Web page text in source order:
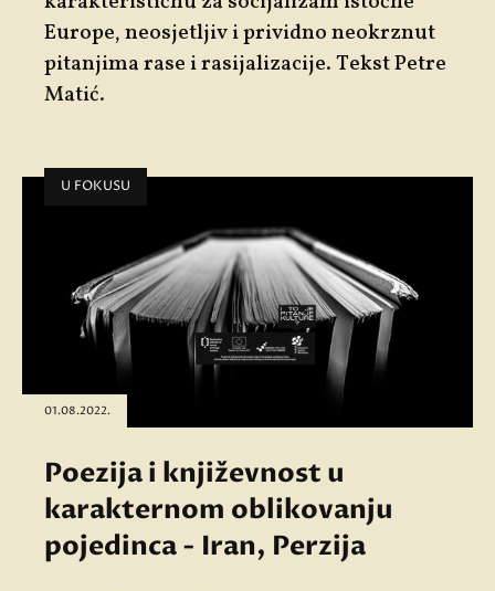
Europe, neosjetljiv i prividno neokrznut
pitanjima rase i rasijalizacije. Tekst Petre
Matić.
U FOKUSU
01.08.2022.
Poezija i književnost u
karakternom oblikovanju
pojedinca - Iran, Perzija